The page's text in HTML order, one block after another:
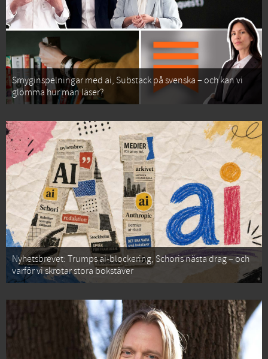
Smyginspelningar med ai, Substack på svenska – och kan vi
glömma hur man läser?
Nyhetsbrevet: Trumps ai-blockering, Schoris nästa drag – och
varför vi skrotar stora bokstäver